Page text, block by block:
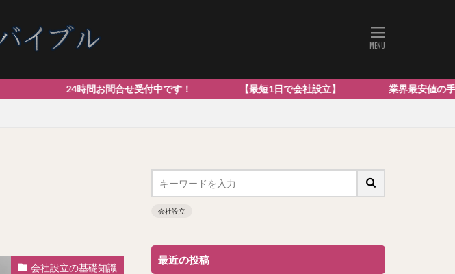
24時間お問合せ受付中です！ 【最短1日で会社設立】 業界最安値の手数料0円の提案型の
会社設立の基礎知識
会社設立
最近の投稿